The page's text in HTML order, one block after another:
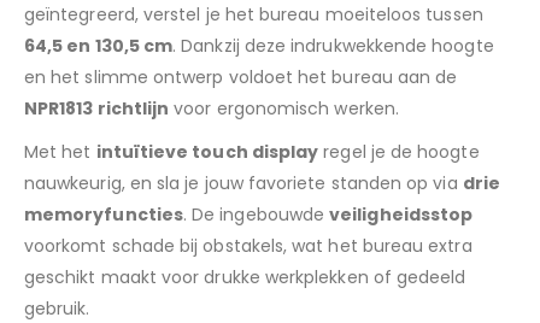
geïntegreerd, verstel je het bureau moeiteloos tussen
64,5 en 130,5 cm. Dankzij deze indrukwekkende hoogte
en het slimme ontwerp voldoet het bureau aan de
NPR1813 richtlijn voor ergonomisch werken.
Met het intuïtieve touch display regel je de hoogte
nauwkeurig, en sla je jouw favoriete standen op via drie
memoryfuncties. De ingebouwdeveiligheidsstop
voorkomt schade bij obstakels, wat het bureau extra
geschikt maakt voor drukke werkplekken of gedeeld
gebruik.